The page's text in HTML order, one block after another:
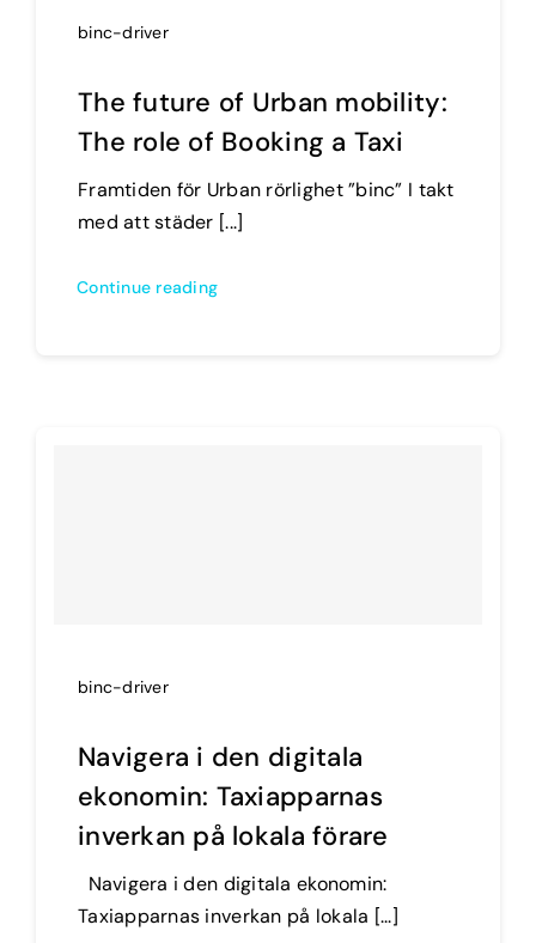
binc-driver
The future of Urban mobility:
The role of Booking a Taxi
Framtiden för Urban rörlighet ”binc” I takt
med att städer [...]
Continue reading
binc-driver
Navigera i den digitala
ekonomin: Taxiapparnas
inverkan på lokala förare
Navigera i den digitala ekonomin:
Taxiapparnas inverkan på lokala [...]